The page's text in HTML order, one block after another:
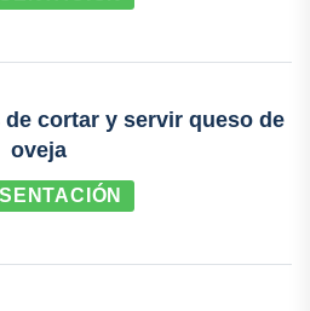
cortar y servir queso de
oveja